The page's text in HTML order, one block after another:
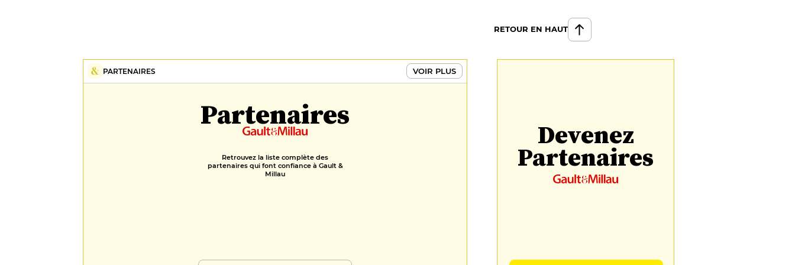
RETOUR EN HAUT
PARTENAIRES VOIR PLUS
Partenaires
Retrouvez la liste complète des
partenaires qui font confiance à Gault &
Millau
Devenez
Partenaires